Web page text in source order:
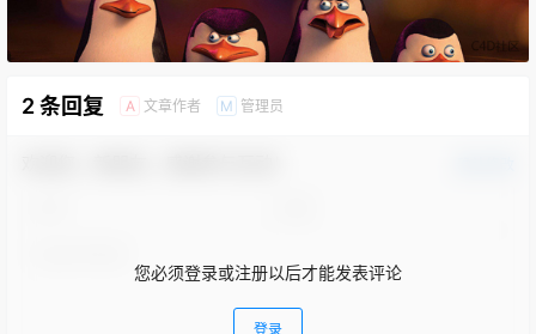
2 条回复 A 文章作者 M 管理员
您必须登录或注册以后才能发表评论
登录